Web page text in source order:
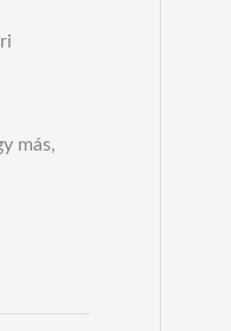
más,